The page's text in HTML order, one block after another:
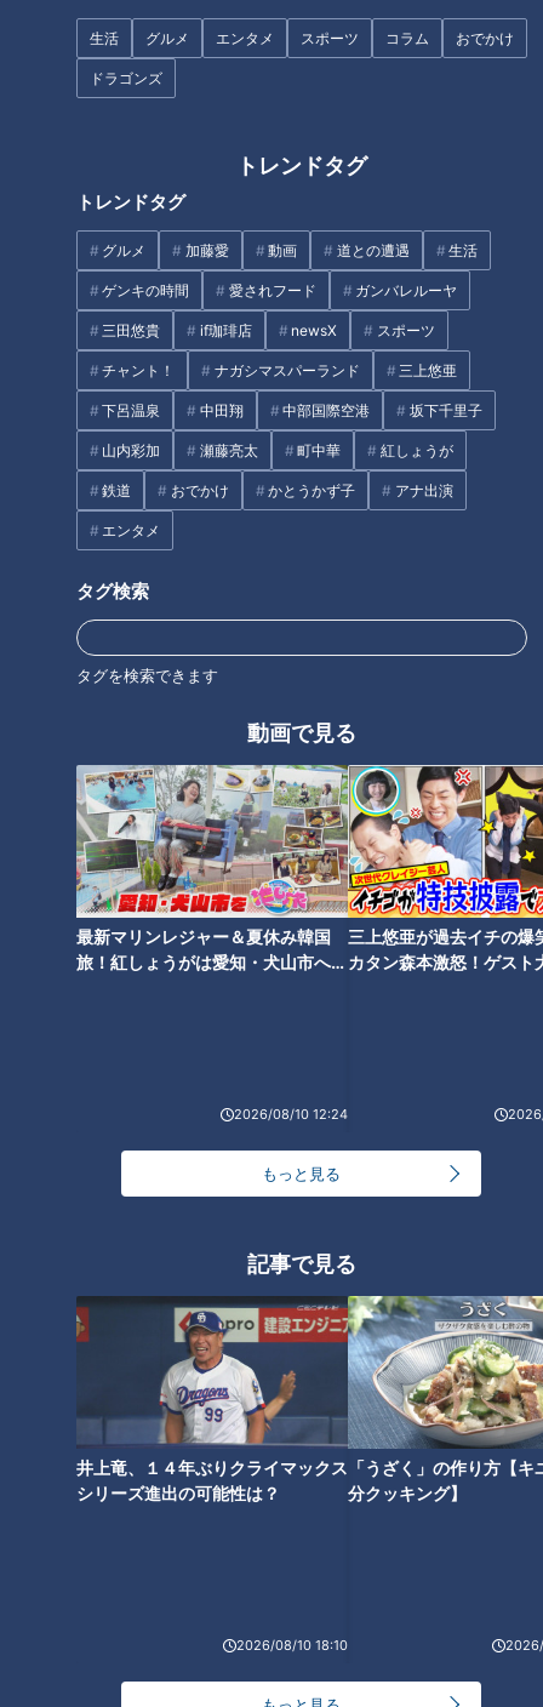
生活 グルメ エンタメ スポーツ コラム おでかけ
ドラゴンズ
トレンドタグ
トレンドタグ
グルメ 加藤愛 動画 道との遭遇 生活
ゲンキの時間 愛されフード ガンバレルーヤ
三田悠貴 if珈琲店 newsX スポーツ
チャント！ ナガシマスパーランド 三上悠亜
下呂温泉 中田翔 中部国際空港 坂下千里子
山内彩加 瀬藤亮太 町中華 紅しょうが
鉄道 おでかけ かとうかず子 アナ出演
エンタメ
タグ検索
タグを検索できます
動画で見る
最新マリンレジャー＆夏休み韓国
旅！紅しょうがは愛知・犬山市へ
2026/08/10 12:24
三上悠亜が過去イチの爆
カタン森本激怒！ゲスト
もっと見る
記事で見る
井上竜、１４年ぶりクライマックス
シリーズ進出の可能性は？
2026/08/10 18:10
「うざく」の作り方【キ
分クッキング】
野良猫と仲良くなる、とってお
跳び箱が16万円⁉ 学校にある
思わぬ高額商品とは？
誰もが起こり得る！？温度差で
引き起こる「ヒートショック」
とは？専門家が入浴時の4つの
対策を紹介！
不登校対策にロボット！？ 今
取り組みとは
暑いお盆休みの過ごし方、最強
タグ
WEB限定
ピエロと呼ばれた息子
番組紹介
ドキュメンタリー
ピエロと呼ばれた息子
・ＣＢＣテレビ「チャント！」の特集を厳選して公開します。
最新話の見逃し配信はこちら
オススメ関連コンテンツ